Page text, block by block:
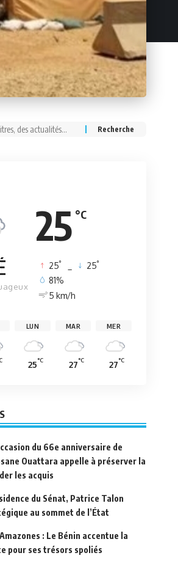
25 °C
25° 25°
81%
5 km/h
LUN
25°C
MAR
27°C
MER
27°C
du 66e anniversaire de
Ouattara appelle à préserver la
les acquis
du Sénat, Patrice Talon
au sommet de l’État
: Le Bénin accentue la
pour ses trésors spoliés